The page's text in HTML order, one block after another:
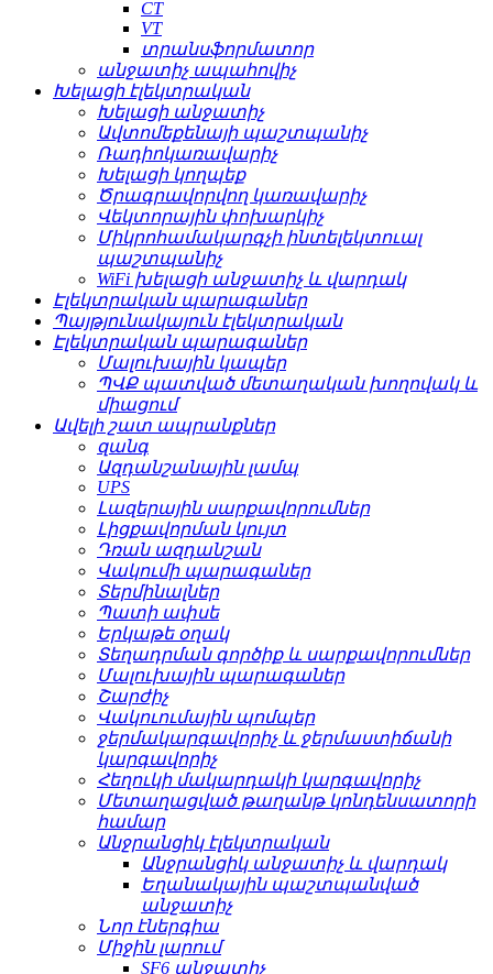
CT
VT
տրանսֆորմատոր
անջատիչ ապահովիչ
Խելացի էլեկտրական
Խելացի անջատիչ
Ավտոմեքենայի պաշտպանիչ
Ռադիոկառավարիչ
Խելացի կողպեք
Ծրագրավորվող կառավարիչ
Վեկտորային փոխարկիչ
Միկրոհամակարգչի ինտելեկտուալ
պաշտպանիչ
WiFi խելացի անջատիչ և վարդակ
Էլեկտրական պարագաներ
Պայթյունակայուն էլեկտրական
Էլեկտրական պարագաներ
Մալուխային կապեր
ՊՎՔ պատված մետաղական խողովակ և
միացում
Ավելի շատ ապրանքներ
զանգ
Ազդանշանային լամպ
UPS
Լազերային սարքավորումներ
Լիցքավորման կույտ
Դռան ազդանշան
Վակումի պարագաներ
Տերմինալներ
Պատի ափսե
Երկաթե օղակ
Տեղադրման գործիք և սարքավորումներ
Մալուխային պարագաներ
Շարժիչ
Վակուումային պոմպեր
ջերմակարգավորիչ և ջերմաստիճանի
կարգավորիչ
Հեղուկի մակարդակի կարգավորիչ
Մետաղացված թաղանթ կոնդենսատորի
համար
Անջրանցիկ էլեկտրական
Անջրանցիկ անջատիչ և վարդակ
Եղանակային պաշտպանված
անջատիչ
Նոր էներգիա
Միջին լարում
SF6 անջատիչ